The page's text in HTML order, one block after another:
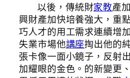
以後，傳統財家教產
興財產加快培養強大，重
巧人才的用工需求連續增
失業市場他講座掏出他的
張卡像一面小鏡子，反射
加耀眼的金色。的新變更